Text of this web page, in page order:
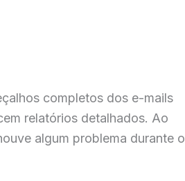
completos dos e-mails
relatórios detalhados. Ao
algum problema durante o